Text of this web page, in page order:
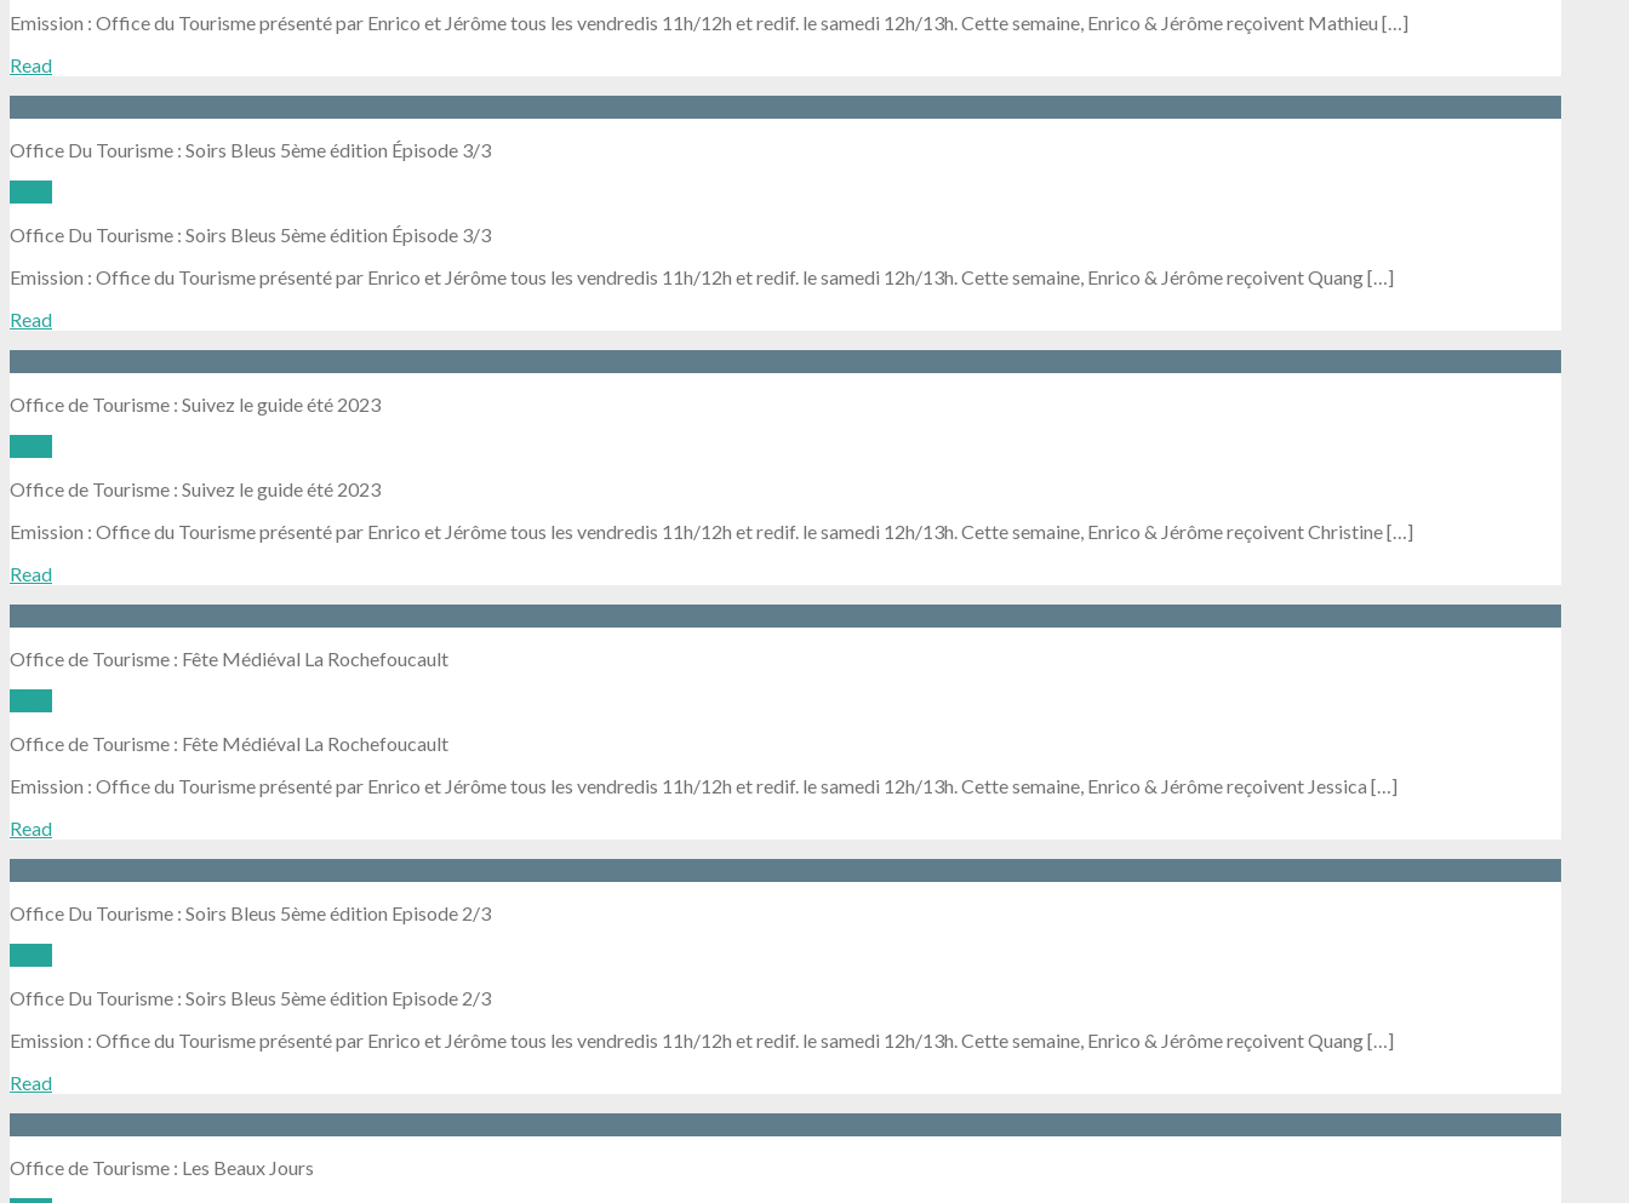
Emission : Office du Tourisme présenté par Enrico et Jérôme tous les vendredis 11h/12h et redif. le samedi 12h/13h. Cette semaine, Enrico & Jérôme reçoivent Mathieu […]
Read
Office Du Tourisme : Soirs Bleus 5ème édition Épisode 3/3
Office Du Tourisme : Soirs Bleus 5ème édition Épisode 3/3
Emission : Office du Tourisme présenté par Enrico et Jérôme tous les vendredis 11h/12h et redif. le samedi 12h/13h. Cette semaine, Enrico & Jérôme reçoivent Quang […]
Read
Office de Tourisme : Suivez le guide été 2023
Office de Tourisme : Suivez le guide été 2023
Emission : Office du Tourisme présenté par Enrico et Jérôme tous les vendredis 11h/12h et redif. le samedi 12h/13h. Cette semaine, Enrico & Jérôme reçoivent Christine […]
Read
Office de Tourisme : Fête Médiéval La Rochefoucault
Office de Tourisme : Fête Médiéval La Rochefoucault
Emission : Office du Tourisme présenté par Enrico et Jérôme tous les vendredis 11h/12h et redif. le samedi 12h/13h. Cette semaine, Enrico & Jérôme reçoivent Jessica […]
Read
Office Du Tourisme : Soirs Bleus 5ème édition Episode 2/3
Office Du Tourisme : Soirs Bleus 5ème édition Episode 2/3
Emission : Office du Tourisme présenté par Enrico et Jérôme tous les vendredis 11h/12h et redif. le samedi 12h/13h. Cette semaine, Enrico & Jérôme reçoivent Quang […]
Read
Office de Tourisme : Les Beaux Jours